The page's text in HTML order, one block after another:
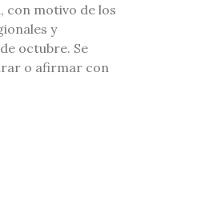
con motivo de los
y
octubre. Se
o afirmar con